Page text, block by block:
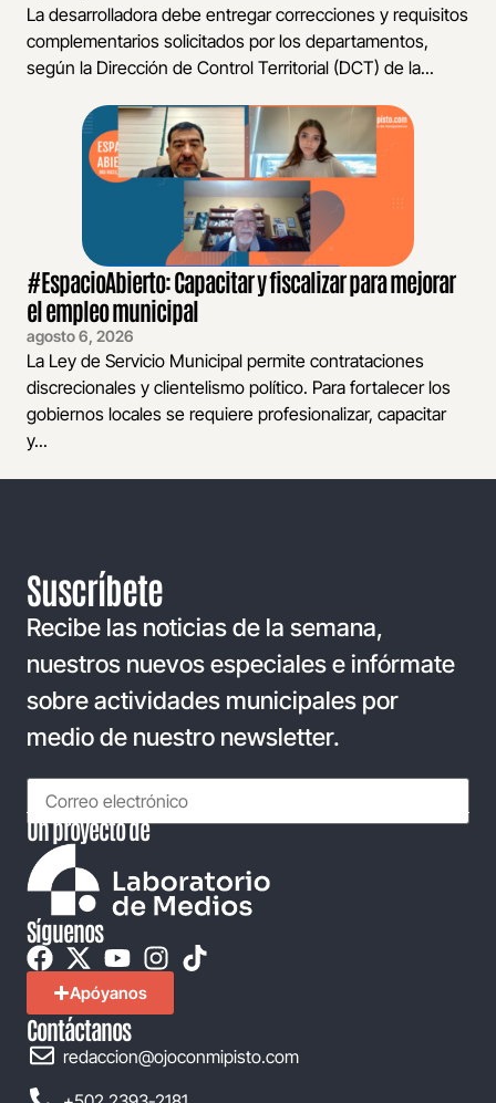
La desarrolladora debe entregar correcciones y requisitos
complementarios solicitados por los departamentos,
según la Dirección de Control Territorial (DCT) de la...
#EspacioAbierto: Capacitar y fiscalizar para mejorar
el empleo municipal
agosto 6, 2026
La Ley de Servicio Municipal permite contrataciones
discrecionales y clientelismo político. Para fortalecer los
gobiernos locales se requiere profesionalizar, capacitar
y...
Suscríbete
Recibe las noticias de la semana,
nuestros nuevos especiales e infórmate
sobre actividades municipales por
medio de nuestro newsletter.
Un proyecto de
Síguenos
Apóyanos
Contáctanos
redaccion@ojoconmipisto.com